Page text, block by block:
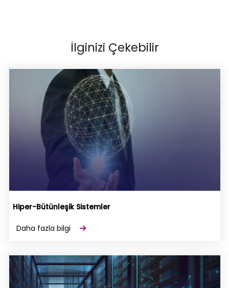
İlginizi Çekebilir
Hiper-Bütünleşik Sistemler
Daha fazla bilgi